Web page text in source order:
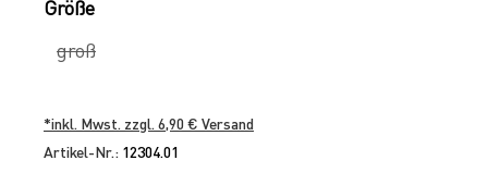
GrößeAuswählen
groß
(Diese Option ist zurzeit nicht verfügbar.)
*inkl. Mwst. zzgl. 6,90 € Versand
Artikel-Nr.: 12304.01